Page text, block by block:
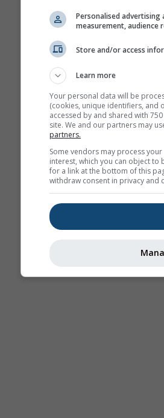
Personalised
measurement, audience
Store and/or access
Learn more
Your personal data will be
(cookies, unique identifiers, and
accessed by and shared with
site. We and our partners may
partners.
Some vendors may process
interest, which you can object
for a link at the bottom of this
withdraw consent in privacy and